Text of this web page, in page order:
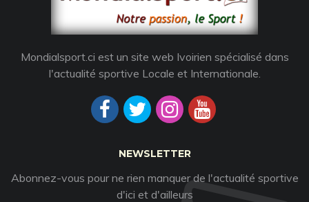
Mondialsport.ci est un site web Ivoirien spécialisé dans
l'actualité sportive Locale et Internationale.
NEWSLETTER
Abonnez-vous pour ne rien manquer de l'actualité sportive
d'ici et d'ailleurs